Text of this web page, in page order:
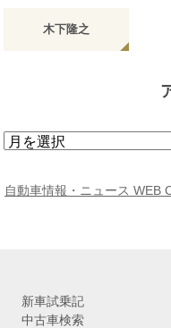
木下隆之
ア
カ
自動車情報・ニュース WEB
新車試乗記
中古車検索